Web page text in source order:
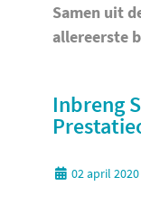
Samen uit
allereerste
Inbreng
02 april 2020